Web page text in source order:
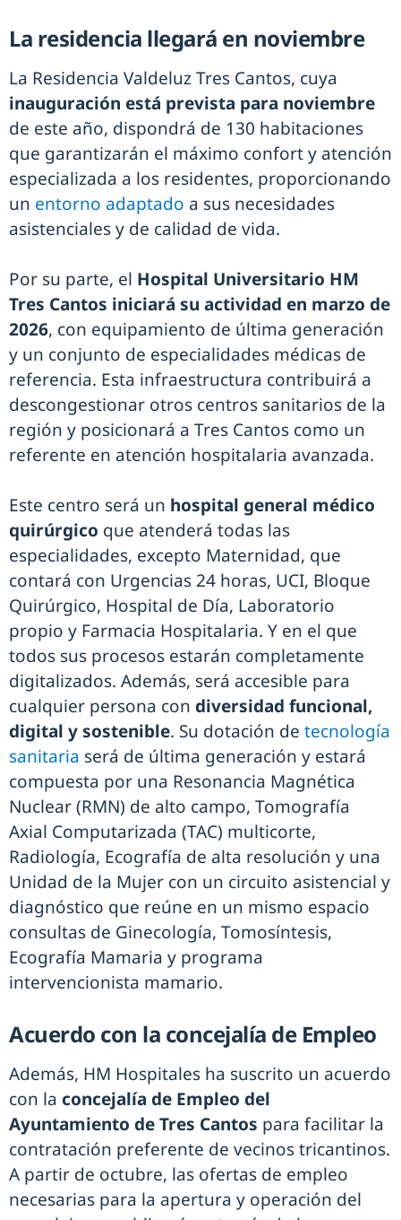
La residencia llegará en noviembre
La Residencia Valdeluz Tres Cantos, cuya
inauguración está prevista para noviembre
de este año, dispondrá de 130 habitaciones
que garantizarán el máximo confort y atención
especializada a los residentes, proporcionando
un entorno adaptado a sus necesidades
asistenciales y de calidad de vida.
Por su parte, el Hospital Universitario HM
Tres Cantos iniciará su actividad en marzo de
2026, con equipamiento de última generación
y un conjunto de especialidades médicas de
referencia. Esta infraestructura contribuirá a
descongestionar otros centros sanitarios de la
región y posicionará a Tres Cantos como un
referente en atención hospitalaria avanzada.
Este centro será un hospital general médico
quirúrgico que atenderá todas las
especialidades, excepto Maternidad, que
contará con Urgencias 24 horas, UCI, Bloque
Quirúrgico, Hospital de Día, Laboratorio
propio y Farmacia Hospitalaria. Y en el que
todos sus procesos estarán completamente
digitalizados. Además, será accesible para
cualquier persona con diversidad funcional,
digital y sostenible. Su dotación de tecnología
sanitaria será de última generación y estará
compuesta por una Resonancia Magnética
Nuclear (RMN) de alto campo, Tomografía
Axial Computarizada (TAC) multicorte,
Radiología, Ecografía de alta resolución y una
Unidad de la Mujer con un circuito asistencial y
diagnóstico que reúne en un mismo espacio
consultas de Ginecología, Tomosíntesis,
Ecografía Mamaria y programa
intervencionista mamario.
Acuerdo con la concejalía de Empleo
Además, HM Hospitales ha suscrito un acuerdo
con la concejalía de Empleo del
Ayuntamiento de Tres Cantos para facilitar la
contratación preferente de vecinos tricantinos.
A partir de octubre, las ofertas de empleo
necesarias para la apertura y operación del